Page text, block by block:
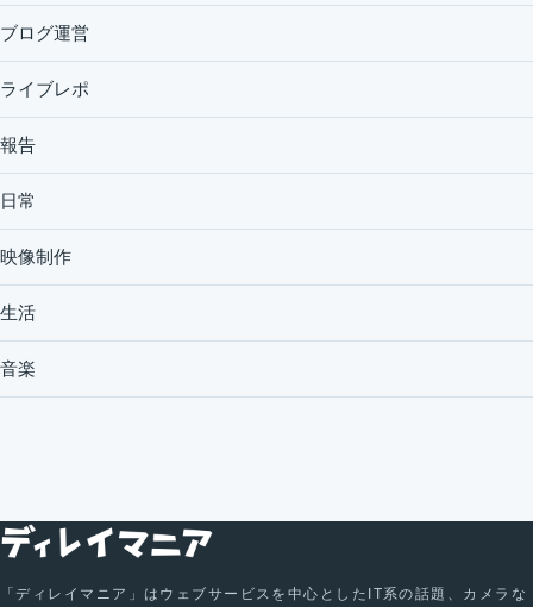
ブログ運営
ライブレポ
報告
日常
映像制作
生活
音楽
「ディレイマニア」はウェブサービスを中心としたIT系の話題、カメラな